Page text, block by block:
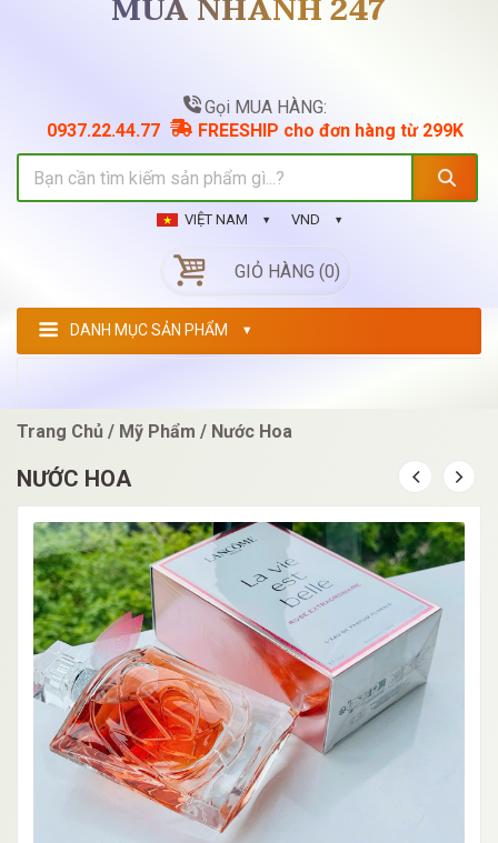
MUA NHANH 247
Gọi MUA HÀNG:
0937.22.44.77
FREESHIP cho đơn hàng từ 299K
VIỆT NAM VND
GIỎ HÀNG (0)
DANH MỤC SẢN PHẨM
Trang Chủ Mỹ Phẩm Nước Hoa
NƯỚC HOA